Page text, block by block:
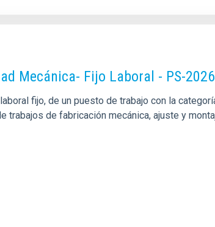
Mecánica- Fijo Laboral - PS-
fijo, de un puesto de trabajo con la
de fabricación mecánica, ajuste y